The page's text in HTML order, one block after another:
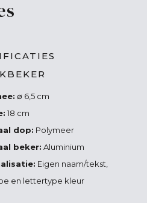
∅ 6,5 cm
18 cm
dop: Polymeer
beker: Aluminium
Eigen naam/tekst,
en lettertype kleur